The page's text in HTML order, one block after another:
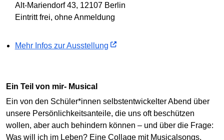
Alt-Mariendorf 43, 12107 Berlin
Eintritt frei, ohne Anmeldung
Mehr Infos zur Ausstellung
Ein Teil von mir- Musical
Ein von den Schüler*innen selbstentwickelter Abend über
unsere Persönlichkeitsanteile, die uns oft beschützen
wollen, aber auch behindern können – und über die Frage:
Was will ich im Leben? Eine Collage mit Musicalsongs,